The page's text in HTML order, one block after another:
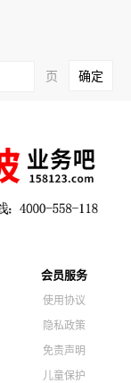
页
会员服务
使用协议
隐私政策
免责声明
儿童保护